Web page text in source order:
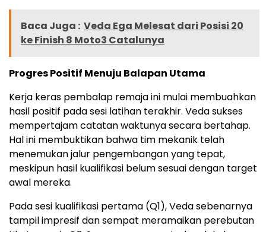
Baca Juga : Veda Ega Melesat dari Posisi 20
ke Finish 8 Moto3 Catalunya
Progres Positif Menuju Balapan Utama
Kerja keras pembalap remaja ini mulai membuahkan
hasil positif pada sesi latihan terakhir. Veda sukses
mempertajam catatan waktunya secara bertahap.
Hal ini membuktikan bahwa tim mekanik telah
menemukan jalur pengembangan yang tepat,
meskipun hasil kualifikasi belum sesuai dengan target
awal mereka.
Pada sesi kualifikasi pertama (Q1), Veda sebenarnya
tampil impresif dan sempat meramaikan perebutan